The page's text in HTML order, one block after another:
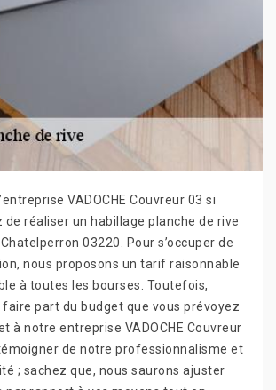
VADOCHE Couvreur 03 si
de réaliser un habillage planche de rive
03220. Pour s’occuper de
nous proposons un tarif raisonnable
à toutes les bourses. Toutefois,
faire part du budget que vous prévoyez
à notre entreprise VADOCHE Couvreur
de notre professionnalisme et
; sachez que, nous saurons ajuster